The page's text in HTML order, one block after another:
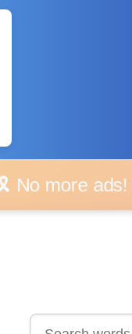
more ads!